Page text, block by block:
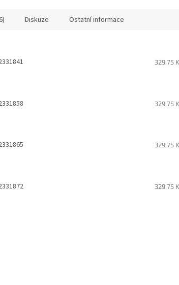
Diskuze Ostatní informace
329,75
329,75
329,75
329,75